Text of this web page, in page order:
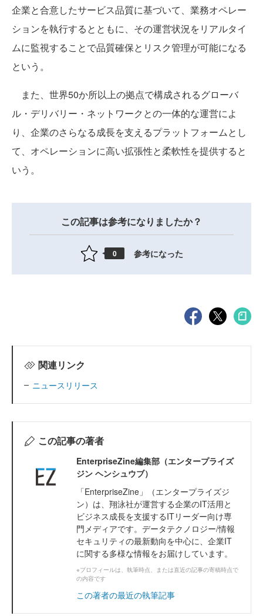
企業と合意したサービス品質に基づいて、業務オペレー
ションを執行するとともに、その運営状況をリアルタイ
ムに監視することで品質確保とリスク管理が可能になる
という。
また、世界50か所以上の拠点で構成されるグローバ
ル・デリバリー・ネットワークとの一体的な運営によ
り、企業のさらなる成長を支えるプラットフォームとし
て、オペレーションに高い拡張性と柔軟性を提供すると
いう。
この記事は参考になりましたか？
0 参考になった
関連リンク
ニュースリリース
この記事の著者
EnterpriseZine編集部（エンタープライズ
ジン ヘンシュウブ）
「EnterpriseZine」（エンタープライズジ
ン）は、翔泳社が運営する企業のIT活用と
ビジネス成長を支援するITリーダー向け専
門メディアです。データテクノロジー/情報
セキュリティの最新動向を中心に、企業IT
に関する多様な情報をお届けしています。
※プロフィールは、執筆時点、または直近の記事の寄稿時点で
の内容です
この著者の最近の執筆記事